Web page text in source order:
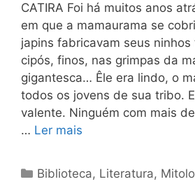
CATIRA Foi há muitos anos
em que a mamaurama se
japins fabricavam seus
cipós, finos, nas grimpas da
gigantesca… Êle era lindo, o
todos os jovens de sua tribo.
valente. Ninguém com mais
… Ler mais
Categorias
Biblioteca, Literatura,